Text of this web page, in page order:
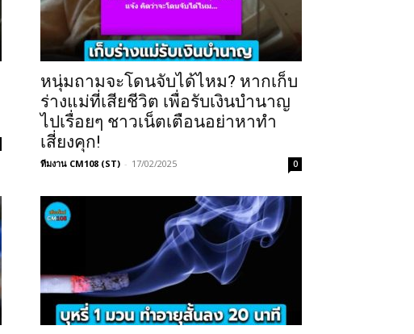
หนุ่มถามจะโดนจับได้ไหม? หากเก็บ
ร่างแม่ที่เสียชีวิต เพื่อรับเงินบำนาญ
ไปเรื่อยๆ ชาวเน็ตเตือนอย่าหาทำ
เสี่ยงคุก!
ทีมงาน CM108 (ST) - 17/02/2025 0